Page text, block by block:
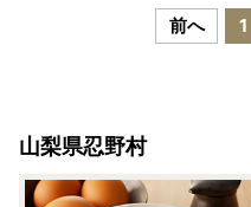
前へ 1
山梨県忍野村